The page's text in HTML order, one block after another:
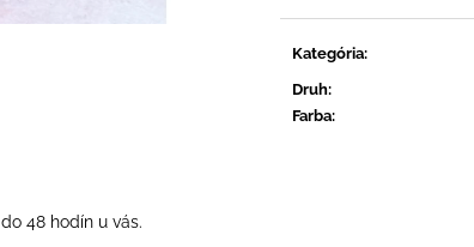
Kategória:
Druh:
Farba:
48 hodín u vás.